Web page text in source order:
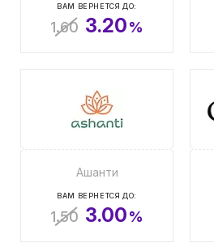
ВАМ ВЕРНЕТСЯ ДО:
1.60 3.20%
Ашанти
ВАМ ВЕРНЕТСЯ ДО:
1.50 3.00%